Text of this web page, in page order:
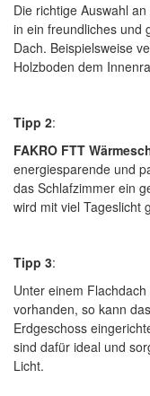
Die richtige Auswahl
in ein freundliches und
Dach. Beispielsweise
Holzboden dem
Tipp 2:
FAKRO FTT
energiesparende und
das Schlafzimmer ein
wird mit viel Tageslicht
Tipp 3:
Unter einem
vorhanden, so kann
Erdgeschoss
sind dafür ideal und
Licht.